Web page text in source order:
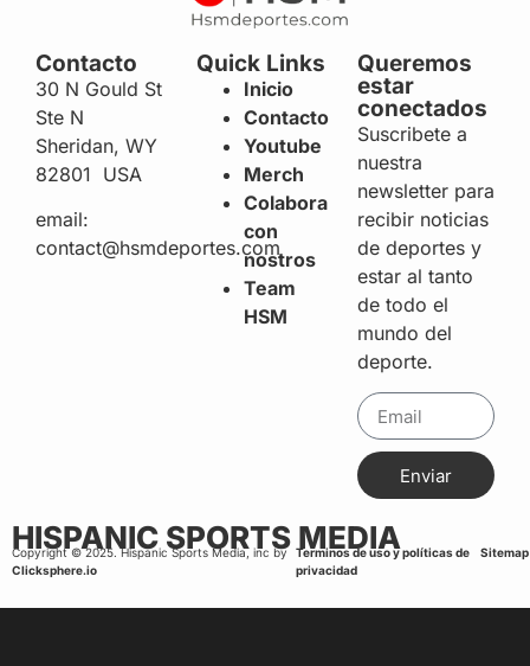
Contacto
30 N Gould St
Ste N
Sheridan, WY
82801 USA
email:
contact@hsmdeportes.com
Quick Links
Inicio
Contacto
Youtube
Merch
Colabora
con
nostros
Team
HSM
Queremos
estar
conectados
Suscribete a
nuestra
newsletter para
recibir noticias
de deportes y
estar al tanto
de todo el
mundo del
deporte.
Enviar
HISPANIC SPORTS MEDIA
Copyright © 2025. Hispanic Sports Media, inc by
Clicksphere.io
Terminos de uso y políticas de
privacidad
Sitemap